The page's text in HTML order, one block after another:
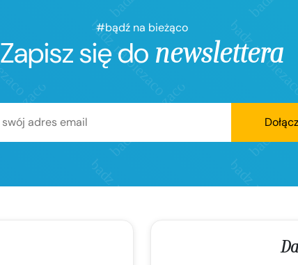
#bądź na bieżąco
Zapisz się do newslettera
Dołącz